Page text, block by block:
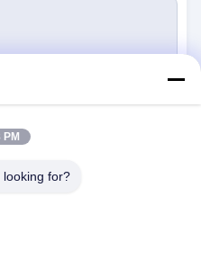
PM
looking for?